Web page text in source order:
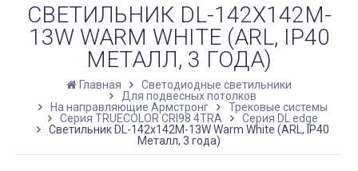
СВЕТИЛЬНИК DL-142X142M-
13W WARM WHITE (ARL, IP40
МЕТАЛЛ, 3 ГОДА)
Главная
Светодиодные светильники
Для подвесных потолков
На направляющие Армстронг
Трековые системы
Серия TRUECOLOR CRI98 4TRA
Серия DL edge
Светильник DL-142x142M-13W Warm White (ARL, IP40
Металл, 3 года)